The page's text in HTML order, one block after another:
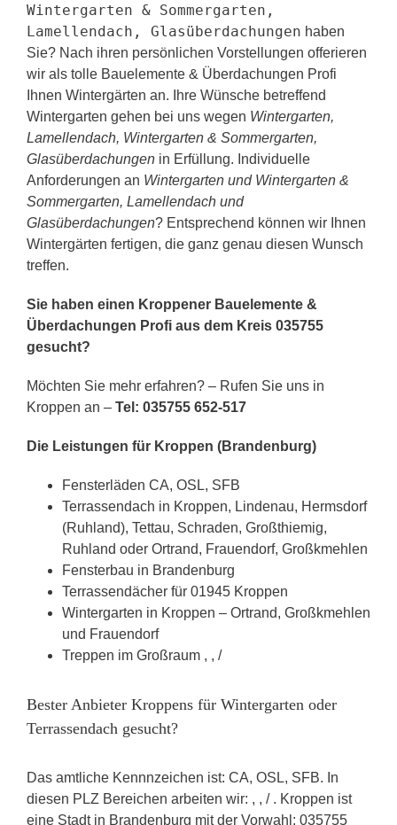
Wintergarten & Sommergarten,
Lamellendach, Glasüberdachungen haben
Sie? Nach ihren persönlichen Vorstellungen offerieren
wir als tolle Bauelemente & Überdachungen Profi
Ihnen Wintergärten an. Ihre Wünsche betreffend
Wintergarten gehen bei uns wegen Wintergarten,
Lamellendach, Wintergarten & Sommergarten,
Glasüberdachungen in Erfüllung. Individuelle
Anforderungen an Wintergarten und Wintergarten &
Sommergarten, Lamellendach und
Glasüberdachungen? Entsprechend können wir Ihnen
Wintergärten fertigen, die ganz genau diesen Wunsch
treffen.
Sie haben einen Kroppener Bauelemente &
Überdachungen Profi aus dem Kreis 035755
gesucht?
Möchten Sie mehr erfahren? – Rufen Sie uns in
Kroppen an – Tel: 035755 652-517
Die Leistungen für Kroppen (Brandenburg)
Fensterläden CA, OSL, SFB
Terrassendach in Kroppen, Lindenau, Hermsdorf
(Ruhland), Tettau, Schraden, Großthiemig,
Ruhland oder Ortrand, Frauendorf, Großkmehlen
Fensterbau in Brandenburg
Terrassendächer für 01945 Kroppen
Wintergarten in Kroppen – Ortrand, Großkmehlen
und Frauendorf
Treppen im Großraum , , /
Bester Anbieter Kroppens für Wintergarten oder
Terrassendach gesucht?
Das amtliche Kennnzeichen ist: CA, OSL, SFB. In
diesen PLZ Bereichen arbeiten wir: , , / . Kroppen ist
eine Stadt in Brandenburg mit der Vorwahl: 035755